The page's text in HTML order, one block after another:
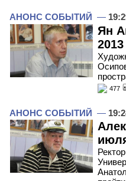
АНОНС СОБЫТИЙ —
Ян
477
АНОНС СОБЫТИЙ —